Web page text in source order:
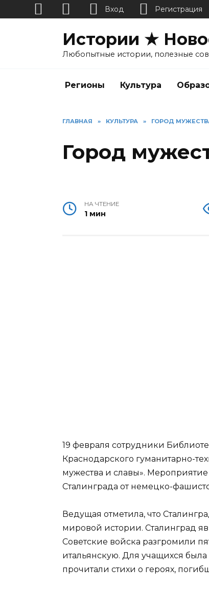
Истории ★
Любопытные истории, полезные
Регионы Культура
ГЛАВНАЯ » КУЛЬТУРА » ГОРОД
Город
НА ЧТЕНИЕ
1 мин
19 февраля сотрудники
Краснодарского гуманитарно-
мужества и славы».
Сталинграда от немецко-
Ведущая отметила, что
мировой истории. Сталинград
Советские войска разгромили
итальянскую. Для учащихся
прочитали стихи о героях,
Вход Регистрация